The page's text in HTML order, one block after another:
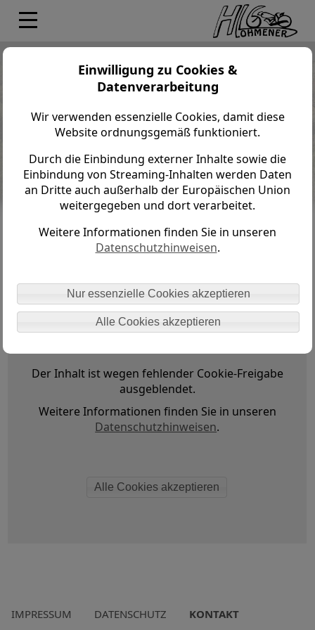
Einwilligung zu Cookies &
Datenverarbeitung
Wir verwenden essenzielle Cookies, damit diese
Website ordnungsgemäß funktioniert.
Durch die Einbindung externer Inhalte sowie die
Einbindung von Streaming-Inhalten werden Daten
an Dritte auch außerhalb der Europäischen Union
weitergegeben und dort verarbeitet.
Weitere Informationen finden Sie in unseren
Datenschutzhinweisen.
Nur essenzielle Cookies akzeptieren
Alle Cookies akzeptieren
Kontakt und Anreise
Lohmener HL6 e.V.
01847 Lohmen
www.lohmener-hl6.de
info@lohmener-hl6.de
https://m.facebook.com/Lohmener/
Der Inhalt ist wegen fehlender Cookie-Freigabe
ausgeblendet.
Weitere Informationen finden Sie in unseren
Datenschutzhinweisen.
Alle Cookies akzeptieren
IMPRESSUM DATENSCHUTZ KONTAKT